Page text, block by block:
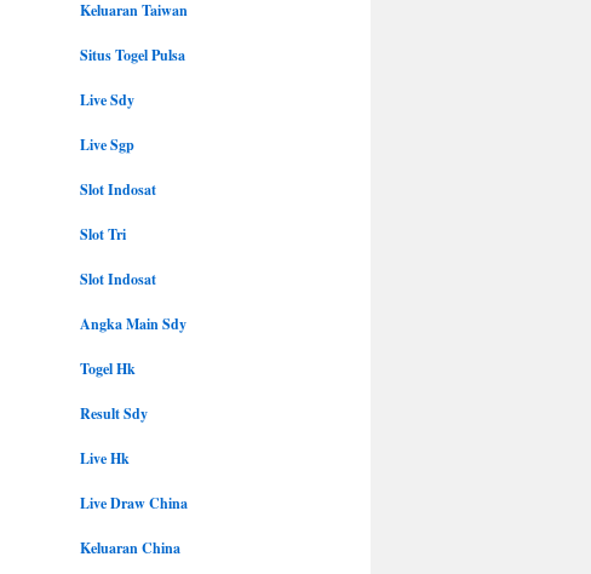
Keluaran Taiwan
Situs Togel Pulsa
Live Sdy
Live Sgp
Slot Indosat
Slot Tri
Slot Indosat
Angka Main Sdy
Togel Hk
Result Sdy
Live Hk
Live Draw China
Keluaran China